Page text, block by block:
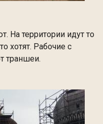
На территории идут то
хотят. Рабочие с
траншеи.